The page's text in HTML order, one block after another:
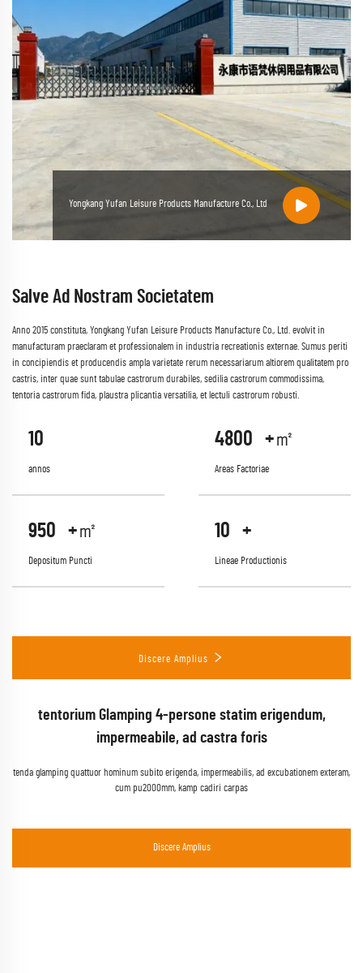
Yongkang Yufan Leisure Products Manufacture Co., Ltd
Salve Ad Nostram Societatem
Anno 2015 constituta, Yongkang Yufan Leisure Products Manufacture Co., Ltd. evolvit in
manufacturam praeclaram et professionalem in industria recreationis externae. Sumus periti
in concipiendis et producendis ampla varietate rerum necessariarum altiorem qualitatem pro
castris, inter quae sunt tabulae castrorum durabiles, sedilia castrorum commodissima,
tentoria castrorum fida, plaustra plicantia versatilia, et lectuli castrorum robusti.
10
annos
5000 +㎡
Areas Factoriae
1000 +㎡
Depositum Puncti
10 +
Lineae Productionis
Discere Amplius
tentorium Glamping 4-persone statim erigendum,
impermeabile, ad castra foris
tenda glamping quattuor hominum subito erigenda, impermeabilis, ad excubationem exteram,
cum pu2000mm, kamp cadiri carpas
Discere Amplius